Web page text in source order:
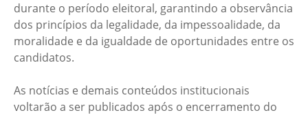
durante o período eleitoral, garantindo a observância
dos princípios da legalidade, da impessoalidade, da
moralidade e da igualdade de oportunidades entre os
candidatos.
As notícias e demais conteúdos institucionais
voltarão a ser publicados após o encerramento do